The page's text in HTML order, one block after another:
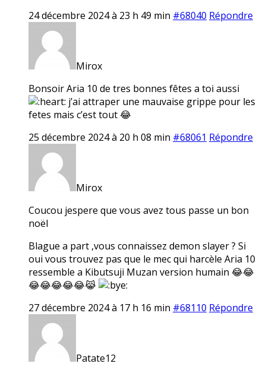
24 décembre 2024 à 23 h 49 min #68040 Répondre
Mirox
Bonsoir Aria 10 de tres bonnes fêtes a toi aussi
j’ai attraper une mauvaise grippe pour les
fetes mais c’est tout 😂
25 décembre 2024 à 20 h 08 min #68061 Répondre
Mirox
Coucou jespere que vous avez tous passe un bon
noël
Blague a part ,vous connaissez demon slayer ? Si
oui vous trouvez pas que le mec qui harcèle Aria 10
ressemble a Kibutsuji Muzan version humain 😂😂
😂😂😂😂😂😹
27 décembre 2024 à 17 h 16 min #68110 Répondre
Patate12